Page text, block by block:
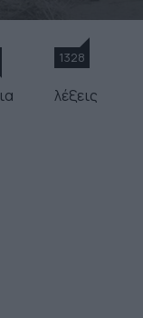
1328
λέξεις